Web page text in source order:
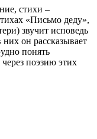
стихи –
«Письмо деду»,
звучит исповедь
он рассказывает
понять
поэзию этих